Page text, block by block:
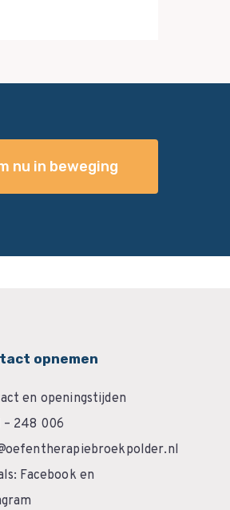
nu in beweging
opnemen
en openingstijden
– 248 006
Facebooken